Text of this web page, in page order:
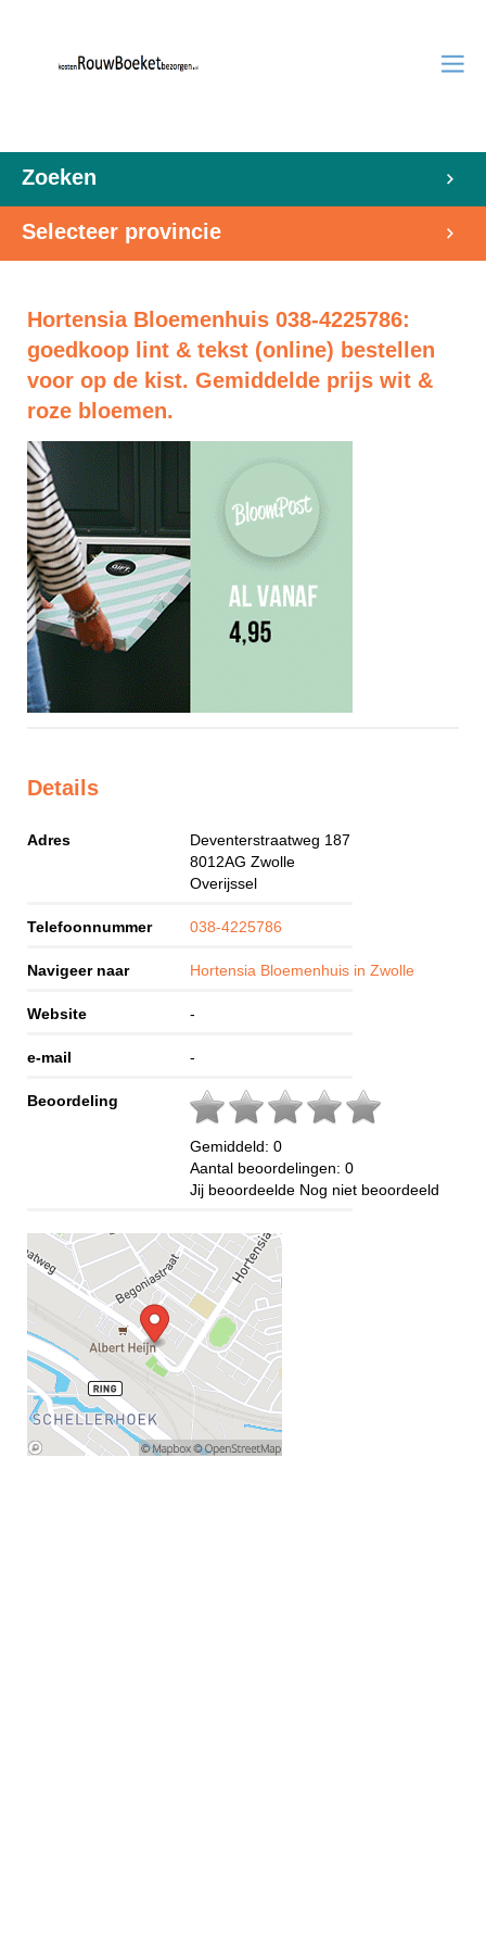
Zoeken
Selecteer provincie
Hortensia Bloemenhuis 038-4225786:
goedkoop lint & tekst (online) bestellen
voor op de kist. Gemiddelde prijs wit &
roze bloemen.
Details
Adres
Deventerstraatweg 187
8012AG Zwolle
Overijssel
Telefoonnummer 038-4225786
Navigeer naar Hortensia Bloemenhuis in Zwolle
Website -
e-mail -
Beoordeling
Gemiddeld: 0
Aantal beoordelingen: 0
Jij beoordeelde Nog niet beoordeeld